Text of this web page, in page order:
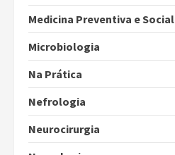
Medicina Preventiva e Social
Microbiologia
Na Prática
Nefrologia
Neurocirurgia